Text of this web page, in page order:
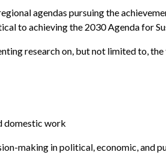
agendas pursuing the
to achieving the 2030 Agenda for
research on, but not limited to,
domestic work
making in political, economic, and